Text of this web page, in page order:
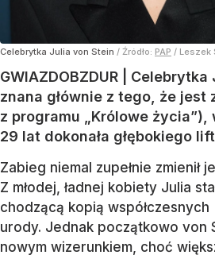
Celebrytka Julia von Stein / Źródło: PAP / Leszek
GWIAZDOBZDUR |
znana głównie z tego, że jest
z programu „Królowe
29 lat dokonała głębokiego
Zabieg niemal zupełnie zmienił
Z młodej, ładnej kobiety Julia
chodzącą kopią
urody. Jednak początkowo von
nowym wizerunkiem, choć